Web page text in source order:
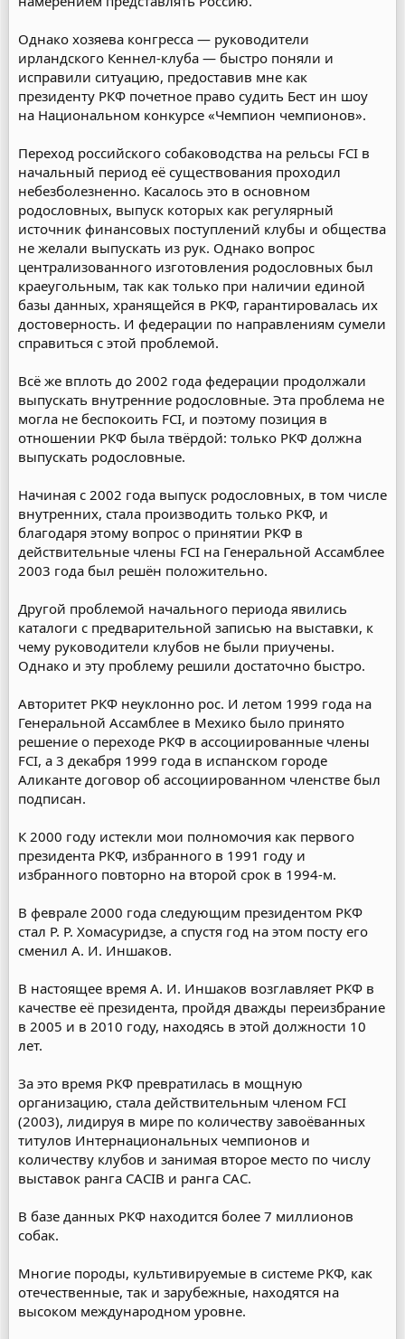
Однако хозяева конгресса — руководители
ирландского Кеннел-клуба — быстро поняли и
исправили ситуацию, предоставив мне как
президенту РКФ почетное право судить Бест ин шоу
на Национальном конкурсе «Чемпион чемпионов».
Переход российского собаководства на рельсы FCI в
начальный период её существования проходил
небезболезненно. Касалось это в основном
родословных, выпуск которых как регулярный
источник финансовых поступлений клубы и общества
не желали выпускать из рук. Однако вопрос
централизованного изготовления родословных был
краеугольным, так как только при наличии единой
базы данных, хранящейся в РКФ, гарантировалась их
достоверность. И федерации по направлениям сумели
справиться с этой проблемой.
Всё же вплоть до 2002 года федерации продолжали
выпускать внутренние родословные. Эта проблема не
могла не беспокоить FCI, и поэтому позиция в
отношении РКФ была твёрдой: только РКФ должна
выпускать родословные.
Начиная с 2002 года выпуск родословных, в том числе
внутренних, стала производить только РКФ, и
благодаря этому вопрос о принятии РКФ в
действительные члены FCI на Генеральной Ассамблее
2003 года был решён положительно.
Другой проблемой начального периода явились
каталоги с предварительной записью на выставки, к
чему руководители клубов не были приучены.
Однако и эту проблему решили достаточно быстро.
Авторитет РКФ неуклонно рос. И летом 1999 года на
Генеральной Ассамблее в Мехико было принято
решение о переходе РКФ в ассоциированные члены
FCI, а 3 декабря 1999 года в испанском городе
Аликанте договор об ассоциированном членстве был
подписан.
К 2000 году истекли мои полномочия как первого
президента РКФ, избранного в 1991 году и
избранного повторно на второй срок в 1994-м.
В феврале 2000 года следующим президентом РКФ
стал Р. Р. Хомасуридзе, а спустя год на этом посту его
сменил А. И. Иншаков.
В настоящее время А. И. Иншаков возглавляет РКФ в
качестве её президента, пройдя дважды переизбрание
в 2005 и в 2010 году, находясь в этой должности 10
лет.
За это время РКФ превратилась в мощную
организацию, стала действительным членом FCI
(2003), лидируя в мире по количеству завоёванных
титулов Интернациональных чемпионов и
количеству клубов и занимая второе место по числу
выставок ранга CACIB и ранга САС.
В базе данных РКФ находится более 7 миллионов
собак.
Многие породы, культивируемые в системе РКФ, как
отечественные, так и зарубежные, находятся на
высоком международном уровне.